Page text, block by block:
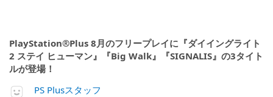
PlayStation®Plus 8月のフリープレイに『ダイイングライト
2 ステイ ヒューマン』『Big Walk』『SIGNALIS』の3タイト
ルが登場！
PS Plusスタッフ